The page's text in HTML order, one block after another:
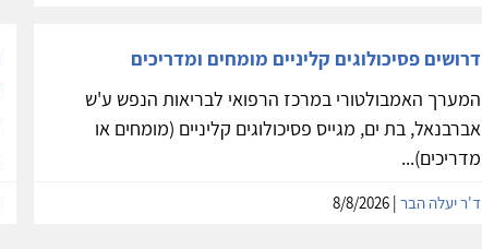
דרושים פסיכולוגים קליניים מומחים ומדריכים
המערך האמבולטורי במרכז הרפואי לבריאות הנפש ע'ש
אברבנאל, בת ים, מגייס פסיכולוגים קליניים (מומחים או
מדריכים)...
ד'ר יעלה הבר| 8/8/2026